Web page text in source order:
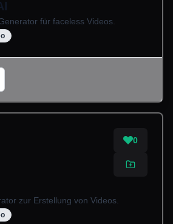
für faceless Videos.
0
zur Erstellung von Videos.